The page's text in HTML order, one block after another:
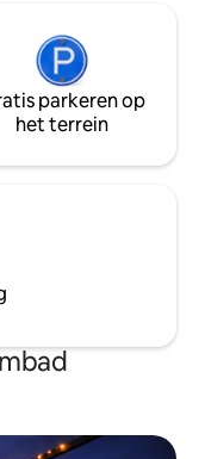
personen mogelijk) [🛏️
Standaardkamer]
wordt 1 kamer verstrekt. [🛏️
2 - extra kamer]
personen. ✅ Als
KRW per uur
parkeren op
het terrein